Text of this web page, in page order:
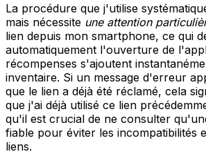
La procédure que j'utilise
mais nécessite une attention
lien depuis mon smartphone, ce qui
automatiquement l'ouverture de
récompenses s'ajoutent
inventaire. Si un message d'erreur
que le lien a déjà été réclamé, cela
que j'ai déjà utilisé ce lien
qu'il est crucial de ne consulter
fiable pour éviter les incompatibilités
liens.